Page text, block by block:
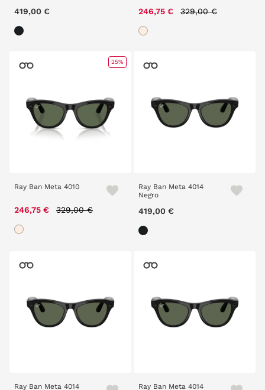
419,00 € 246,75 € Price reduced from
329,00 €
Ray Ban Meta 4010
246,75 € Price reduced from
329,00 €
25%
Ray Ban Meta 4014
Negro
419,00 €
Ray Ban Meta 4014 Ray Ban Meta 4014